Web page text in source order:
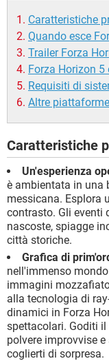
Caratteristiche
Quando esce
Trailer Forza
Forza Horizon 5
Requisiti di
Altre piattaforme
Caratteristiche
Un'esperienza
è ambientata in una
messicana. Esplora
contrasto. Gli eventi
nascoste, spiagge
città storiche.
Grafica di
nell'immenso
immagini
alla tecnologia di
dinamici in Forza
spettacolari. Goditi
polvere improvvise
coglierti di sorpresa.